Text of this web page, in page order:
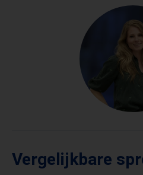
Vergelijkbare